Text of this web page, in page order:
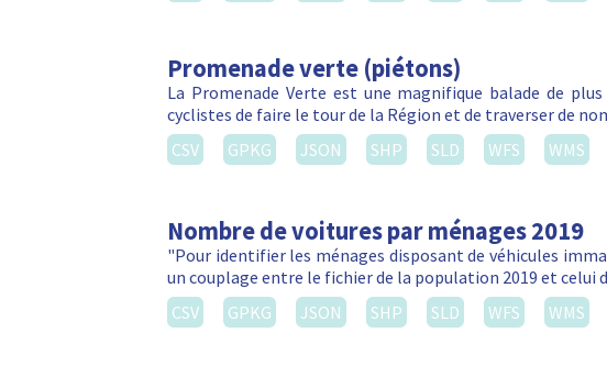
Promenade verte (piétons)
La Promenade Verte est une magnifique balade de
cyclistes de faire le tour de la Région et de traverser de
CSV
GPKG JSON SHP SLD WFS WMS
Nombre de voitures par ménages 2019
"Pour identifier les ménages disposant de véhicules
un couplage entre le fichier de la population 2019 et celui
CSV
GPKG JSON SHP SLD WFS WMS